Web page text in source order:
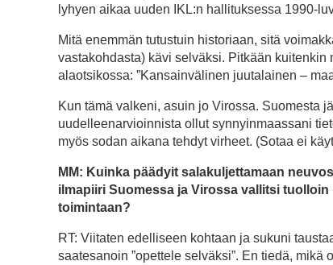
lyhyen aikaa uuden IKL:n hallituksessa 1990-
Mitä enemmän tutustuin historiaan, sitä
vastakohdasta) kävi selväksi. Pitkään
alaotsikossa: ”Kansainvälinen juutalainen –
Kun tämä valkeni, asuin jo Virossa. Suomesta
uudelleenarvioinnista ollut synnyinmaassani
myös sodan aikana tehdyt virheet. (Sotaa ei
MM: Kuinka päädyit salakuljettamaan
ilmapiiri Suomessa ja Virossa vallitsi
toimintaan?
RT: Viitaten edelliseen kohtaan ja sukuni
saatesanoin ”opettele selväksi”. En tiedä,